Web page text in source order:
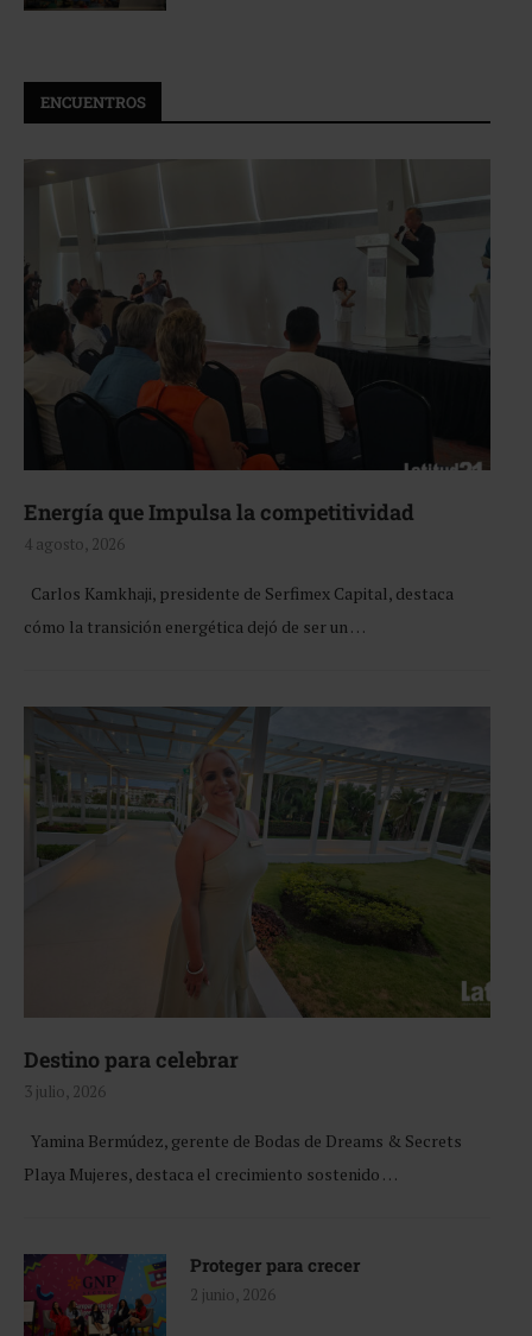
ENCUENTROS
Energía que Impulsa la competitividad
4 agosto, 2026
Carlos Kamkhaji, presidente de Serfimex Capital, destaca
cómo la transición energética dejó de ser un …
Destino para celebrar
3 julio, 2026
Yamina Bermúdez, gerente de Bodas de Dreams & Secrets
Playa Mujeres, destaca el crecimiento sostenido …
Proteger para crecer
2 junio, 2026